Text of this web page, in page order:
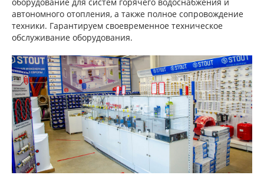
автономного отопления, а также полное сопровождение
техники. Гарантируем своевременное техническое
обслуживание оборудования.